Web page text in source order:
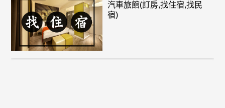
汽車旅館(訂房,找住宿,找民
宿)